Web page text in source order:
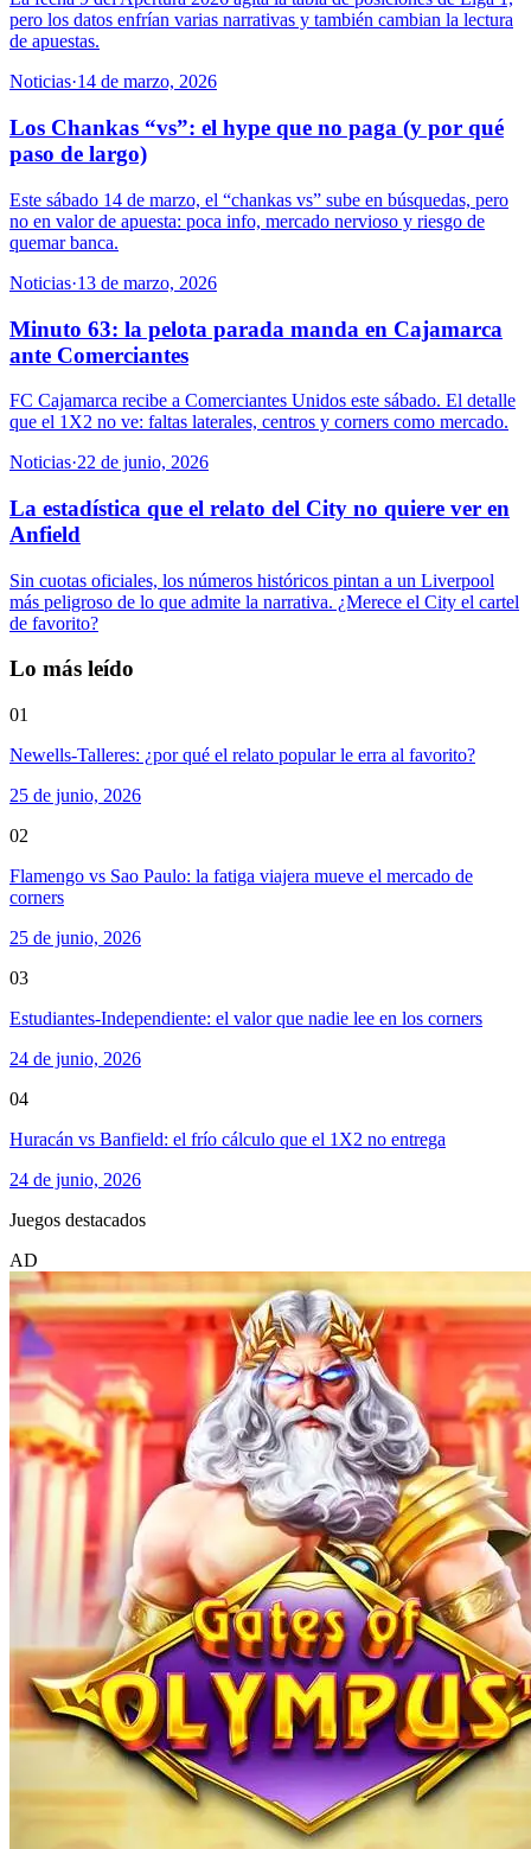
pero los datos enfrían varias narrativas y también cambian la lectura
de apuestas.
Noticias·14 de marzo, 2026
Los Chankas “vs”: el hype que no paga (y por qué
paso de largo)
Este sábado 14 de marzo, el “chankas vs” sube en búsquedas, pero
no en valor de apuesta: poca info, mercado nervioso y riesgo de
quemar banca.
Noticias·13 de marzo, 2026
Minuto 63: la pelota parada manda en Cajamarca
ante Comerciantes
FC Cajamarca recibe a Comerciantes Unidos este sábado. El detalle
que el 1X2 no ve: faltas laterales, centros y corners como mercado.
Noticias·22 de junio, 2026
La estadística que el relato del City no quiere ver en
Anfield
Sin cuotas oficiales, los números históricos pintan a un Liverpool
más peligroso de lo que admite la narrativa. ¿Merece el City el cartel
de favorito?
Lo más leído
01
Newells-Talleres: ¿por qué el relato popular le erra al favorito?
25 de junio, 2026
02
Flamengo vs Sao Paulo: la fatiga viajera mueve el mercado de
corners
25 de junio, 2026
03
Estudiantes-Independiente: el valor que nadie lee en los corners
24 de junio, 2026
04
Huracán vs Banfield: el frío cálculo que el 1X2 no entrega
24 de junio, 2026
Juegos destacados
AD